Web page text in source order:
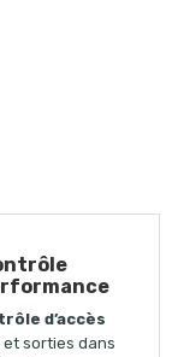
d’accès
sorties dans